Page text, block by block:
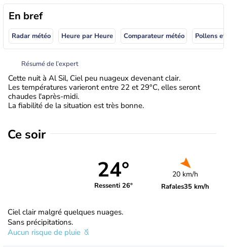
En bref
Radar météo Heure par Heure Comparateur météo Pollens
Résumé de l’expert
Cette nuit à Al Sil, Ciel peu nuageux devenant clair.
Les températures varieront entre 22 et 29°C, elles seront
chaudes l'après-midi.
La fiabilité de la situation est très bonne.
Ce soir
24°
Ressenti 26°
20 km/h
Rafales35 km/h
Ciel clair malgré quelques nuages.
Sans précipitations.
Aucun risque de pluie